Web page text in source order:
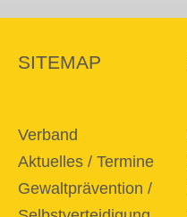
SITEMAP
Verband
Aktuelles / Termine
Gewaltprävention /